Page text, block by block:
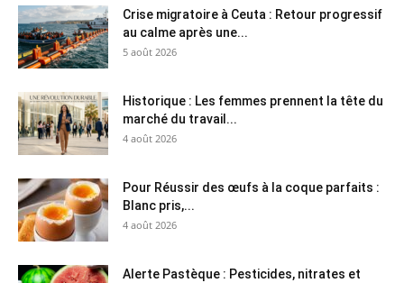
Crise migratoire à Ceuta : Retour progressif
au calme après une...
5 août 2026
Historique : Les femmes prennent la tête du
marché du travail...
4 août 2026
Pour Réussir des œufs à la coque parfaits :
Blanc pris,...
4 août 2026
Alerte Pastèque : Pesticides, nitrates et